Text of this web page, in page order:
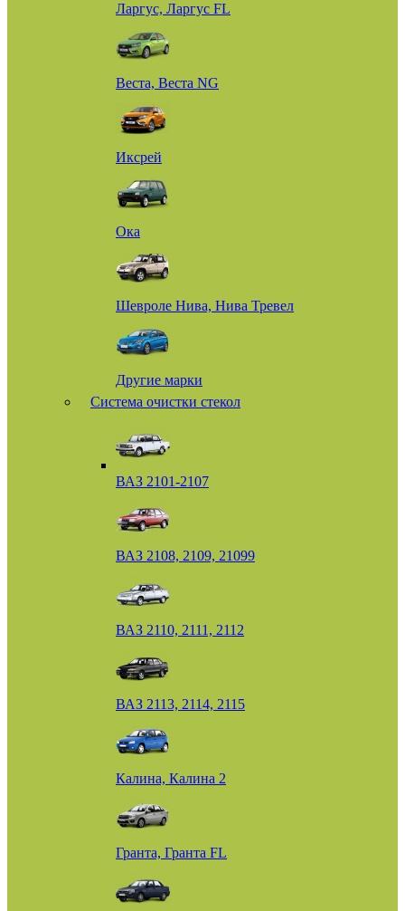
Ларгус, Ларгус FL
Веста, Веста NG
Иксрей
Ока
Шевроле Нива, Нива Тревел
Другие марки
Система очистки стекол
ВАЗ 2101-2107
ВАЗ 2108, 2109, 21099
ВАЗ 2110, 2111, 2112
ВАЗ 2113, 2114, 2115
Калина, Калина 2
Гранта, Гранта FL